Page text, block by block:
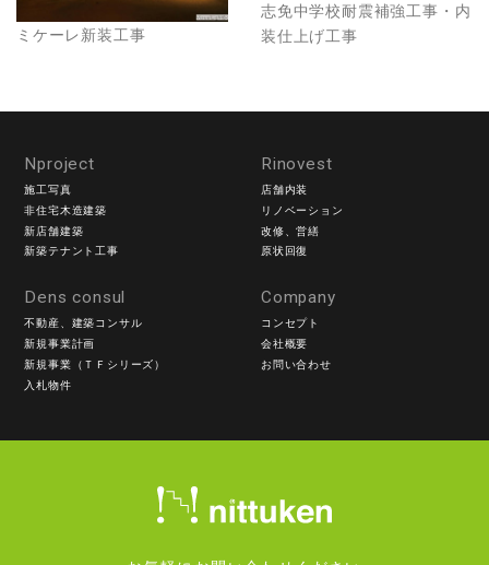
ミケーレ新装工事
志免中学校耐震補強工事・内
装仕上げ工事
Nproject
施工写真
非住宅木造建築
新店舗建築
新築テナント工事
Rinovest
店舗内装
リノベーション
改修、営繕
原状回復
Dens consul
不動産、建築コンサル
新規事業計画
新規事業（ＴＦシリーズ）
入札物件
Company
コンセプト
会社概要
お問い合わせ